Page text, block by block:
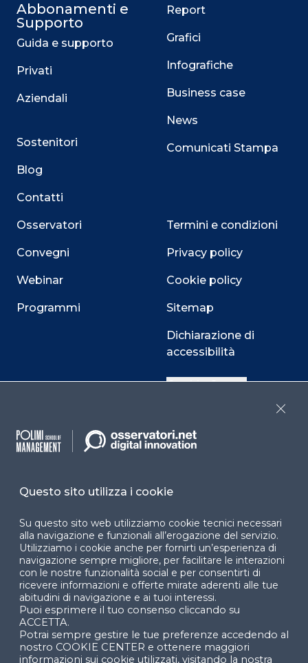
Abbonamenti e
Supporto
Guida e supporto
Privati
Aziendali
Sostenitori
Blog
Contatti
Osservatori
Convegni
Webinar
Programmi
Report
Grafici
Infografiche
Business case
News
Comunicati Stampa
Termini e condizioni
Privacy policy
Cookie policy
Sitemap
Dichiarazione di
accessibilità
Cookie Center
Facebook LinkedIn
© 2024 Copyright © Politecnico di Milano Dipartimento
di Ingegneria Gestionale
Questo sito utilizza i cookie
Su questo sito web utilizziamo cookie tecnici necessari
alla navigazione e funzionali all’erogazione del servizio.
Utilizziamo i cookie anche per fornirti un’esperienza di
navigazione sempre migliore, per facilitare le interazioni
con le nostre funzionalità social e per consentirti di
ricevere informazioni e offerte mirate aderenti alle tue
abitudini di navigazione e ai tuoi interessi.
Puoi esprimere il tuo consenso cliccando su
ACCETTA.
Potrai sempre gestire le tue preferenze accedendo al
nostro COOKIE CENTER e ottenere maggiori
informazioni sui cookie utilizzati, visitando la nostra